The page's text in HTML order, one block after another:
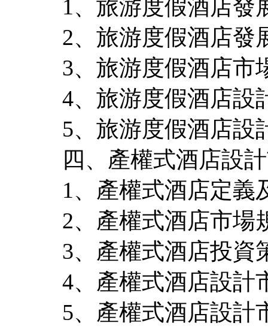
1、旅游度假酒店發
2、旅游度假酒店發
3、旅游度假酒店市
4、旅游度假酒店設
5、旅游度假酒店設
四、產權式酒店設
1、產權式酒店定義
2、產權式酒店市場
3、產權式酒店投資
4、產權式酒店設計
5、產權式酒店設計